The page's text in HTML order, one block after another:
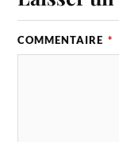
COMMENTAIRE *